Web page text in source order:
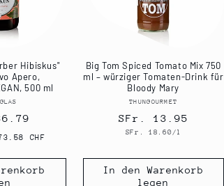
Hibiskus"
Apero,
500 ml
CHF
Big Tom Spiced Tomato Mix 750
ml – würziger Tomaten-Drink für
Bloody Mary
Anbieter:
THUNGOURMET
Normaler
Preis
SFr. 13.95
Grundpreis
SFr. 18.60/l
In den Warenkorb
legen